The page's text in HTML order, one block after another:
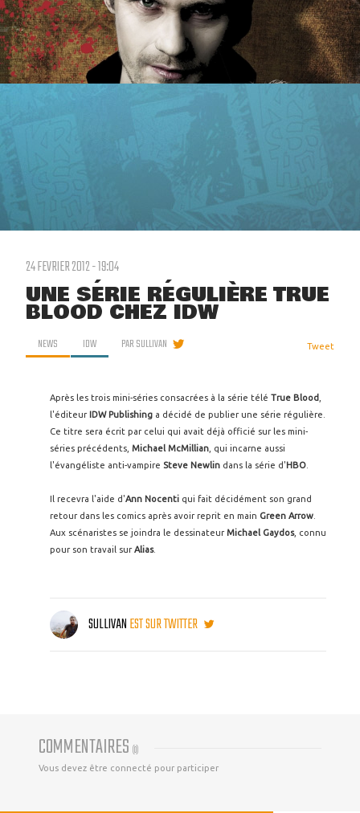
24 FEVRIER 2012 - 19:04
UNE SÉRIE RÉGULIÈRE TRUE
BLOOD CHEZ IDW
NEWS IDW PARSULLIVAN Tweet
Après les trois mini-séries consacrées à la série télé True Blood
l'éditeur IDW Publishing a décidé de publier une série régulière.
Ce titre sera écrit par celui qui avait déjà officié sur les mini-
séries précédents, Michael McMillian , qui incarne aussi
l'évangéliste anti-vampire Steve Newlin dans la série d'HBO
Il recevra l'aide d'Ann Nocenti qui fait décidément son grand
retour dans les comics après avoir reprit en main Green Arrow
Aux scénaristes se joindra le dessinateurMichael Gaydos, connu
pour son travail surAlias.
SULLIVANEST SUR TWITTER
COMMENTAIRES (0)
Vous devez être connecté pour participer